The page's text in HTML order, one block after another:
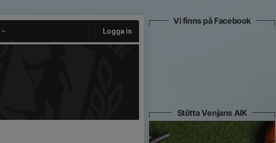
Logga in
Vi finns på Facebook
Stötta Venjans AIK